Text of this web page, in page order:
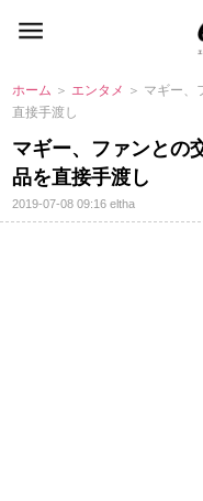
ホーム ＞ エンタメ ＞ マギー
直接手渡し
マギー、ファンと
品を直接手渡し
2019-07-08 09:16eltha